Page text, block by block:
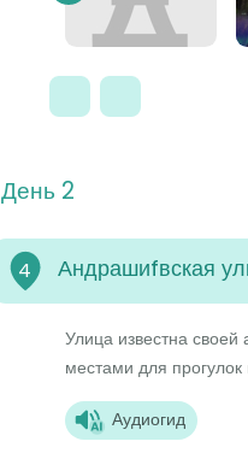
День 2
4 Андрашиfвская
Улица известна
местами для
Аудиогид